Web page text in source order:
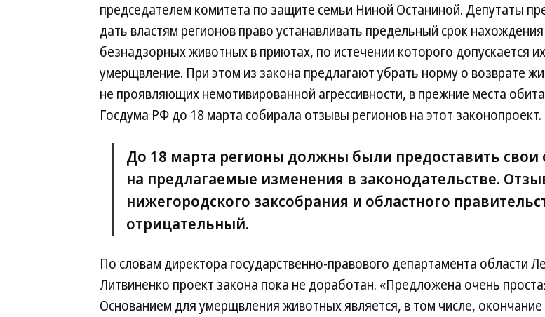
председателем комитета по защите семьи Ниной Останиной. Депутаты
дать властям регионов право устанавливать предельный срок нахождения
безнадзорных животных в приютах, по истечении которого допускается их
умерщвление. При этом из закона предлагают убрать норму о возврате
не проявляющих немотивированной агрессивности, в прежние места
Госдума РФ до 18 марта собирала отзывы регионов на этот законопроект.
До 18 марта регионы должны были предоставить свои
на предлагаемые изменения в законодательстве.
нижегородского заксобрания и областного
отрицательный.
По словам директора государственно-правового департамента области
Литвиненко проект закона пока не доработан. «Предложена очень
Основанием для умерщвления животных является, в том числе, окончание